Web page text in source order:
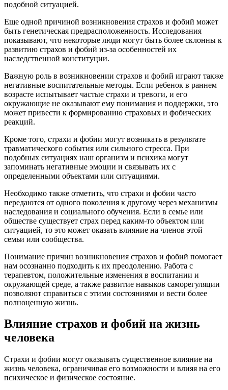
подобной ситуацией.
Еще одной причиной возникновения страхов и фобий может
быть генетическая предрасположенность. Исследования
показывают, что некоторые люди могут быть более склонны к
развитию страхов и фобий из-за особенностей их
наследственной конституции.
Важную роль в возникновении страхов и фобий играют также
негативные воспитательные методы. Если ребенок в раннем
возрасте испытывает частые страхи и тревоги, и его
окружающие не оказывают ему понимания и поддержки, это
может привести к формированию страховых и фобических
реакций.
Кроме того, страхи и фобии могут возникать в результате
травматического события или сильного стресса. При
подобных ситуациях наш организм и психика могут
запоминать негативные эмоции и связывать их с
определенными объектами или ситуациями.
Необходимо также отметить, что страхи и фобии часто
передаются от одного поколения к другому через механизмы
наследования и социального обучения. Если в семье или
обществе существует страх перед каким-то объектом или
ситуацией, то это может оказать влияние на членов этой
семьи или сообщества.
Понимание причин возникновения страхов и фобий помогает
нам осознанно подходить к их преодолению. Работа с
терапевтом, положительные изменения в воспитании и
окружающей среде, а также развитие навыков саморегуляции
позволяют справиться с этими состояниями и вести более
полноценную жизнь.
Влияние страхов и фобий на жизнь
человека
Страхи и фобии могут оказывать существенное влияние на
жизнь человека, ограничивая его возможности и влияя на его
психическое и физическое состояние.